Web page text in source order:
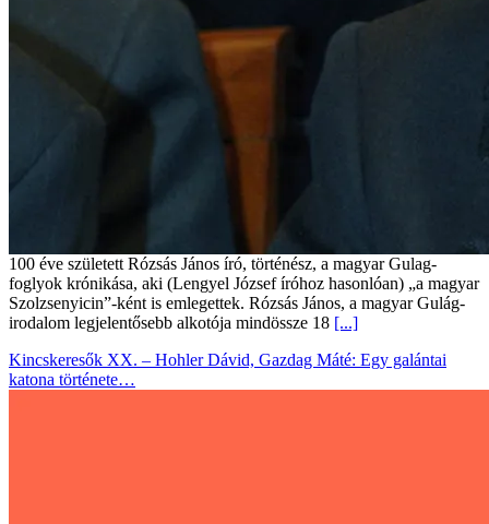
100 éve született Rózsás János író, történész, a magyar Gulag-
foglyok krónikása, aki (Lengyel József íróhoz hasonlóan) „a magyar
Szolzsenyicin”-ként is emlegettek. Rózsás János, a magyar Gulág-
irodalom legjelentősebb alkotója mindössze 18 [...]
Kincskeresők XX. – Hohler Dávid, Gazdag Máté: Egy galántai
katona története…